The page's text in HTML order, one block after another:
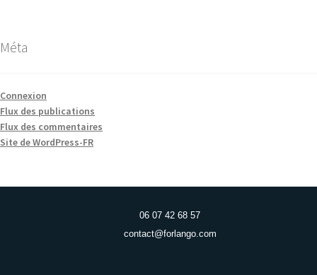
Méta
Connexion
Flux des publications
Flux des commentaires
Site de WordPress-FR
06 07 42 68 57
contact@forlango.com